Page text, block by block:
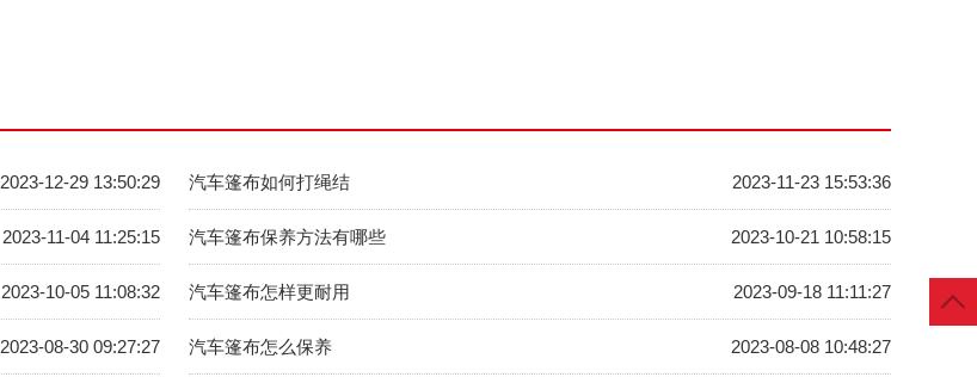
2023-12-29 13:50:29 2023-11-23 15:53:36
汽车篷布如何打绳结
2023-11-04 11:25:15 2023-10-21 10:58:15
汽车篷布保养方法有哪些
2023-10-05 11:08:32 2023-09-18 11:11:27
汽车篷布怎样更耐用
2023-08-30 09:27:27 2023-08-08 10:48:27
汽车篷布怎么保养